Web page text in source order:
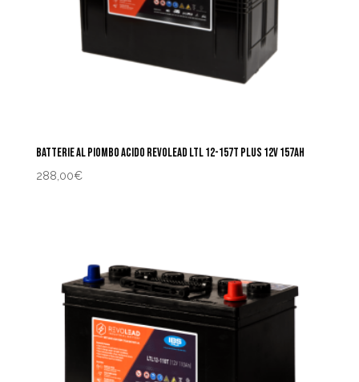
BATTERIE AL PIOMBO ACIDO REVOLEAD LTL 12-157T PLUS 12V 157AH
288,00€